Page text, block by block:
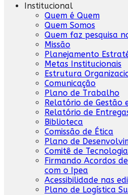
Institucional
Quem é Quem
Quem Somos
Quem faz pesquisa
Missão
Planejamento
Metas Institucionais
Estrutura
Comunicação
Plano de Trabalho
Relatório de Gestão
Relatório de
Biblioteca
Comissão de Ética
Plano de
Comitê de
Firmando Acordos
com o Ipea
Acessibilidade nas
Plano de Logística